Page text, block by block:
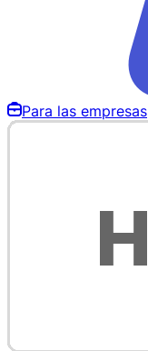
Para las empresas